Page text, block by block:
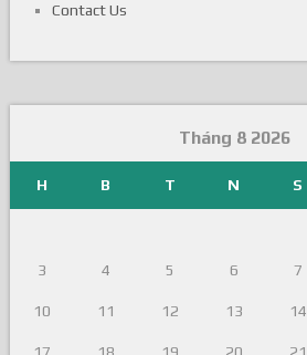
Contact Us
Tháng 8 2026
H B T N S
3 4 5 6 7
10 11 12 13 14